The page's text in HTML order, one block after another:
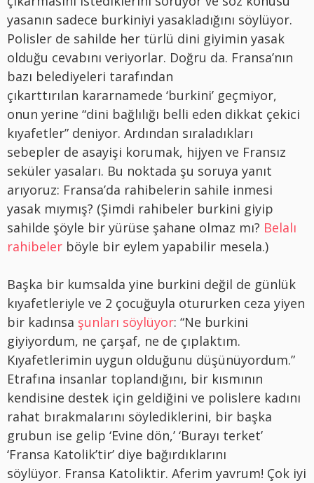
yasanın sadece burkiniyi yasakladığını söylüyor.
Polisler de sahilde her türlü dini giyimin yasak
olduğu cevabını veriyorlar. Doğru da. Fransa’nın
bazı belediyeleri tarafından
çıkarttırılan kararnamede ‘burkini’ geçmiyor,
onun yerine “dini bağlılığı belli eden dikkat çekici
kıyafetler” deniyor. Ardından sıraladıkları
sebepler de asayişi korumak, hijyen ve Fransız
seküler yasaları. Bu noktada şu soruya yanıt
arıyoruz: Fransa’da rahibelerin sahile inmesi
yasak mıymış? (Şimdi rahibeler burkini giyip
sahilde şöyle bir yürüse şahane olmaz mı? Belalı
rahibeler böyle bir eylem yapabilir mesela.)
Başka bir kumsalda yine burkini değil de günlük
kıyafetleriyle ve 2 çocuğuyla otururken ceza yiyen
bir kadınsa şunları söylüyor: “Ne burkini
giyiyordum, ne çarşaf, ne de çıplaktım.
Kıyafetlerimin uygun olduğunu düşünüyordum.”
Etrafına insanlar toplandığını, bir kısmının
kendisine destek için geldiğini ve polislere kadını
rahat bırakmalarını söylediklerini, bir başka
grubun ise gelip ‘Evine dön,’ ‘Burayı terket’
‘Fransa Katolik’tir’ diye bağırdıklarını
söylüyor. Fransa Katoliktir. Aferim yavrum! Çok iyi